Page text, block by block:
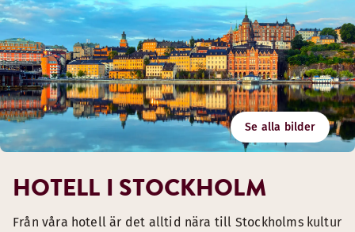
Se alla bilder
HOTELL I STOCKHOLM
Från våra hotell är det alltid nära till Stockholms kultur